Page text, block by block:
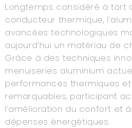
Longtemps considéré à tort
conducteur thermique,
avancées technologiques
aujourd’hui un matériau de
Grâce à des techniques
menuiseries aluminium
performances thermiques
remarquables, participant
l’amélioration du confort et
dépenses énergétiques.